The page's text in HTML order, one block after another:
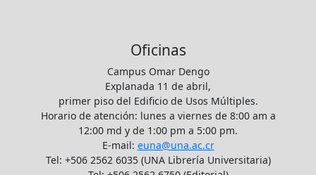
Oficinas
Campus Omar Dengo
Explanada 11 de abril,
primer piso del Edificio de Usos Múltiples.
Horario de atención: lunes a viernes de 8:00 am a
12:00 md y de 1:00 pm a 5:00 pm.
E-mail: euna@una.ac.cr
Tel: +506 2562 6035 (UNA Librería Universitaria)